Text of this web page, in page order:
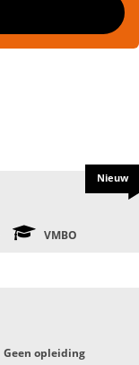
VMBO
Nieuw
Geen opleiding